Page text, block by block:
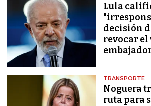
Lula
decisión
revocar el
TRANSPORTE
Noguera
ruta para